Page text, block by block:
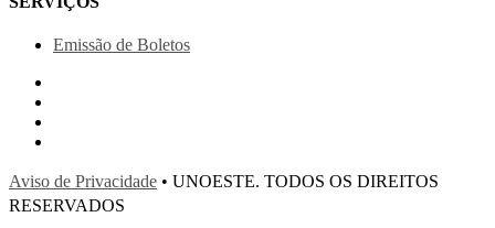
Emissão de Boletos
Aviso de Privacidade • UNOESTE. TODOS OS DIREITOS
RESERVADOS